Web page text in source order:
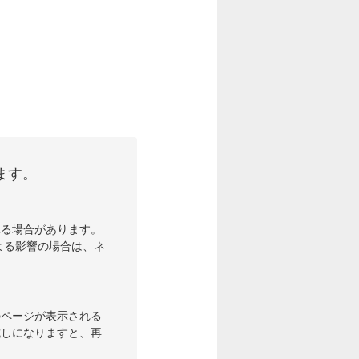
。
場合があります。
影響の場合は、ネ
ージが表示される
になりますと、再